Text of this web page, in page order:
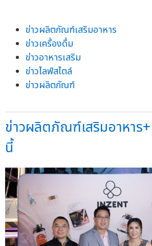
ข่าวผลิตภัณฑ์เสริมอาหาร
ข่าวเครื่องดื่ม
ข่าวอาหารเสริม
ข่าวไลฟ์สไตล์
ข่าวผลิตภัณฑ์
ข่าวผลิตภัณฑ์เสริมอาหาร
นี้